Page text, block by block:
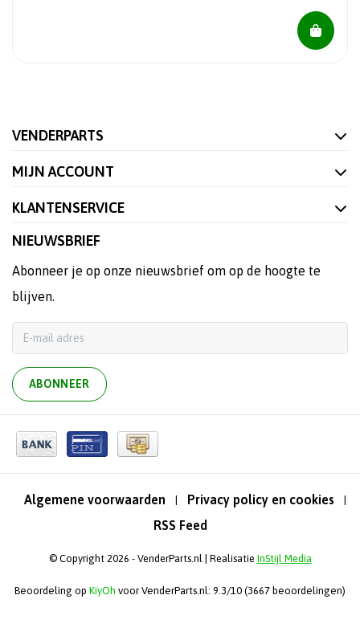
VENDERPARTS
MIJN ACCOUNT
KLANTENSERVICE
NIEUWSBRIEF
Abonneer je op onze nieuwsbrief om op de hoogte te
blijven.
ABONNEER
Algemene voorwaarden | Privacy policy en cookies |
RSS Feed
© Copyright 2026 - VenderParts.nl | Realisatie InStijl Media
Beoordeling op KiyOh voor VenderParts.nl: 9.3/10 (3667 beoordelingen)